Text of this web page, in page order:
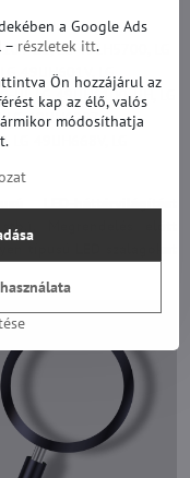
ZE, LG 49LH5700, LG
49UH601V, LG
LG 49UH6100-UH, LG
LG 49UH6207-
LG 49UH668V, LG
Megrendelés előtt
típusú LED szalagokat
a Google Ads
– részletek itt.
Ön hozzájárul az
kap az élő, valós
módosíthatja